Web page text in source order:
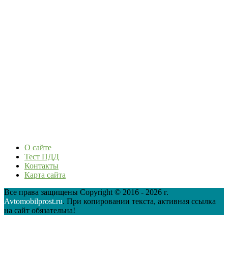
О сайте
Тест ПДД
Контакты
Карта сайта
Все права защищены Copyright © 2016 - 2026 г.
Avtomobilprost.ru. При копировании текста, активная ссылка
на сайт обязательна!